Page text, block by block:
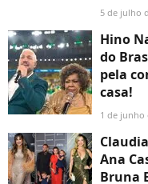
5 de julho
Hino
do
pela
casa!
1 de junho
Ana
Bruna